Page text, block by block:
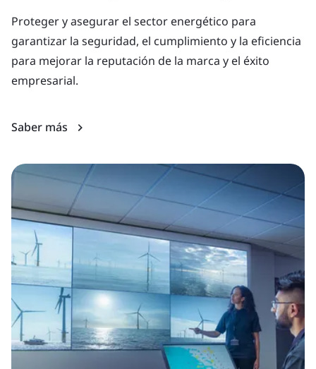
Proteger y asegurar el sector energético para
garantizar la seguridad, el cumplimiento y la eficiencia
para mejorar la reputación de la marca y el éxito
empresarial.
Saber más